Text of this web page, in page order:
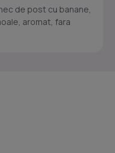
de post cu banane,
aromat, fara